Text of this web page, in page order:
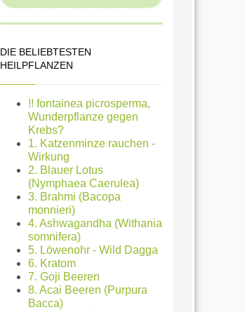
DIE BELIEBTESTEN
HEILPFLANZEN
!! fontainea picrosperma,
Wunderpflanze gegen
Krebs?
1. Katzenminze rauchen -
Wirkung
2. Blauer Lotus
(Nymphaea Caerulea)
3. Brahmi (Bacopa
monnieri)
4. Ashwagandha (Withania
somnifera)
5. Löwenohr - Wild Dagga
6. Kratom
7. Goji Beeren
8. Acai Beeren (Purpura
Bacca)